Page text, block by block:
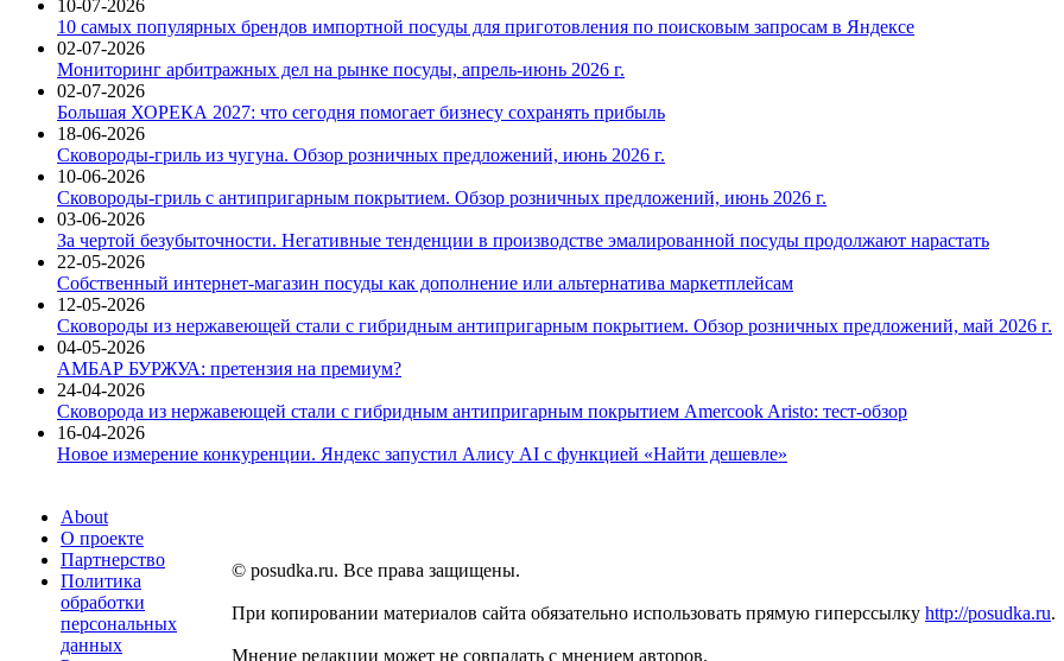
10-07-2026
10 самых популярных брендов импортной посуды для приготовления по поисковым запросам в Яндексе
02-07-2026
Мониторинг арбитражных дел на рынке посуды, апрель-июнь 2026 г.
02-07-2026
Большая ХОРЕКА 2027: что сегодня помогает бизнесу сохранять прибыль
18-06-2026
Сковороды-гриль из чугуна. Обзор розничных предложений, июнь 2026 г.
10-06-2026
Сковороды-гриль с антипригарным покрытием. Обзор розничных предложений, июнь 2026 г.
03-06-2026
За чертой безубыточности. Негативные тенденции в производстве эмалированной посуды продолжают нарастать
22-05-2026
Собственный интернет-магазин посуды как дополнение или альтернатива маркетплейсам
12-05-2026
Сковороды из нержавеющей стали с гибридным антипригарным покрытием. Обзор розничных предложений, май 2026 г.
04-05-2026
АМБАР БУРЖУА: претензия на премиум?
24-04-2026
Сковорода из нержавеющей стали с гибридным антипригарным покрытием Amercook Aristo: тест-обзор
16-04-2026
Новое измерение конкуренции. Яндекс запустил Алису AI с функцией «Найти дешевле»
About
О проекте
Партнерство
Политика
обработки
персональных
данных
© posudka.ru. Все права защищены.
При копировании материалов сайта обязательно использовать прямую гиперссылку http://posudka.ru.
Мнение редакции может не совпадать с мнением авторов.